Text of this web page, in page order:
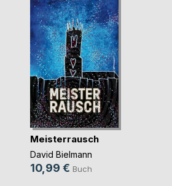
Meisterrausch
David Bielmann
10,99 € Buch